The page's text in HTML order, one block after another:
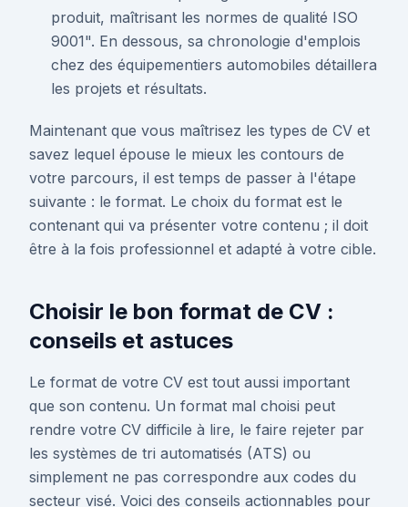
produit, maîtrisant les normes de qualité ISO
9001". En dessous, sa chronologie d'emplois
chez des équipementiers automobiles détaillera
les projets et résultats.
Maintenant que vous maîtrisez les types de CV et
savez lequel épouse le mieux les contours de
votre parcours, il est temps de passer à l'étape
suivante : le format. Le choix du format est le
contenant qui va présenter votre contenu ; il doit
être à la fois professionnel et adapté à votre cible.
Choisir le bon format de CV :
conseils et astuces
Le format de votre CV est tout aussi important
que son contenu. Un format mal choisi peut
rendre votre CV difficile à lire, le faire rejeter par
les systèmes de tri automatisés (ATS) ou
simplement ne pas correspondre aux codes du
secteur visé. Voici des conseils actionnables pour